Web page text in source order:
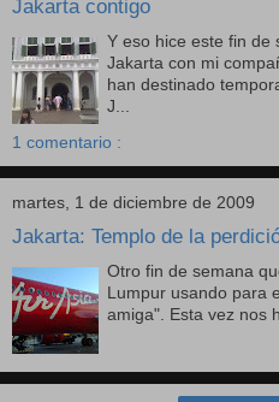
Jakarta contigo
Y eso hice este fin de
Jakarta con mi
han destinado
J...
1 comentario :
martes, 1 de diciembre de 2009
Jakarta: Templo de la
Otro fin de semana
Lumpur usando para
amiga". Esta vez nos